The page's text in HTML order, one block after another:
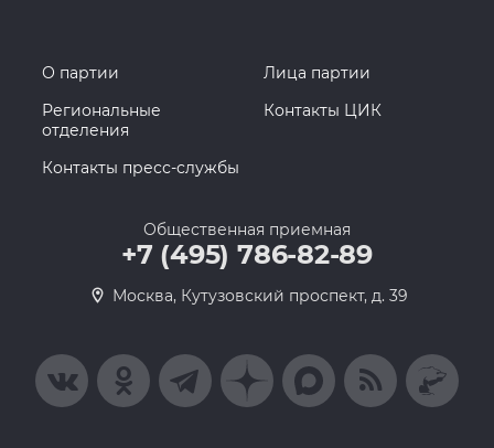
О партии
Лица партии
Региональные
отделения
Контакты ЦИК
Контакты пресс-службы
Общественная приемная
+7 (495) 786-82-89
Москва, Кутузовский проспект, д. 39